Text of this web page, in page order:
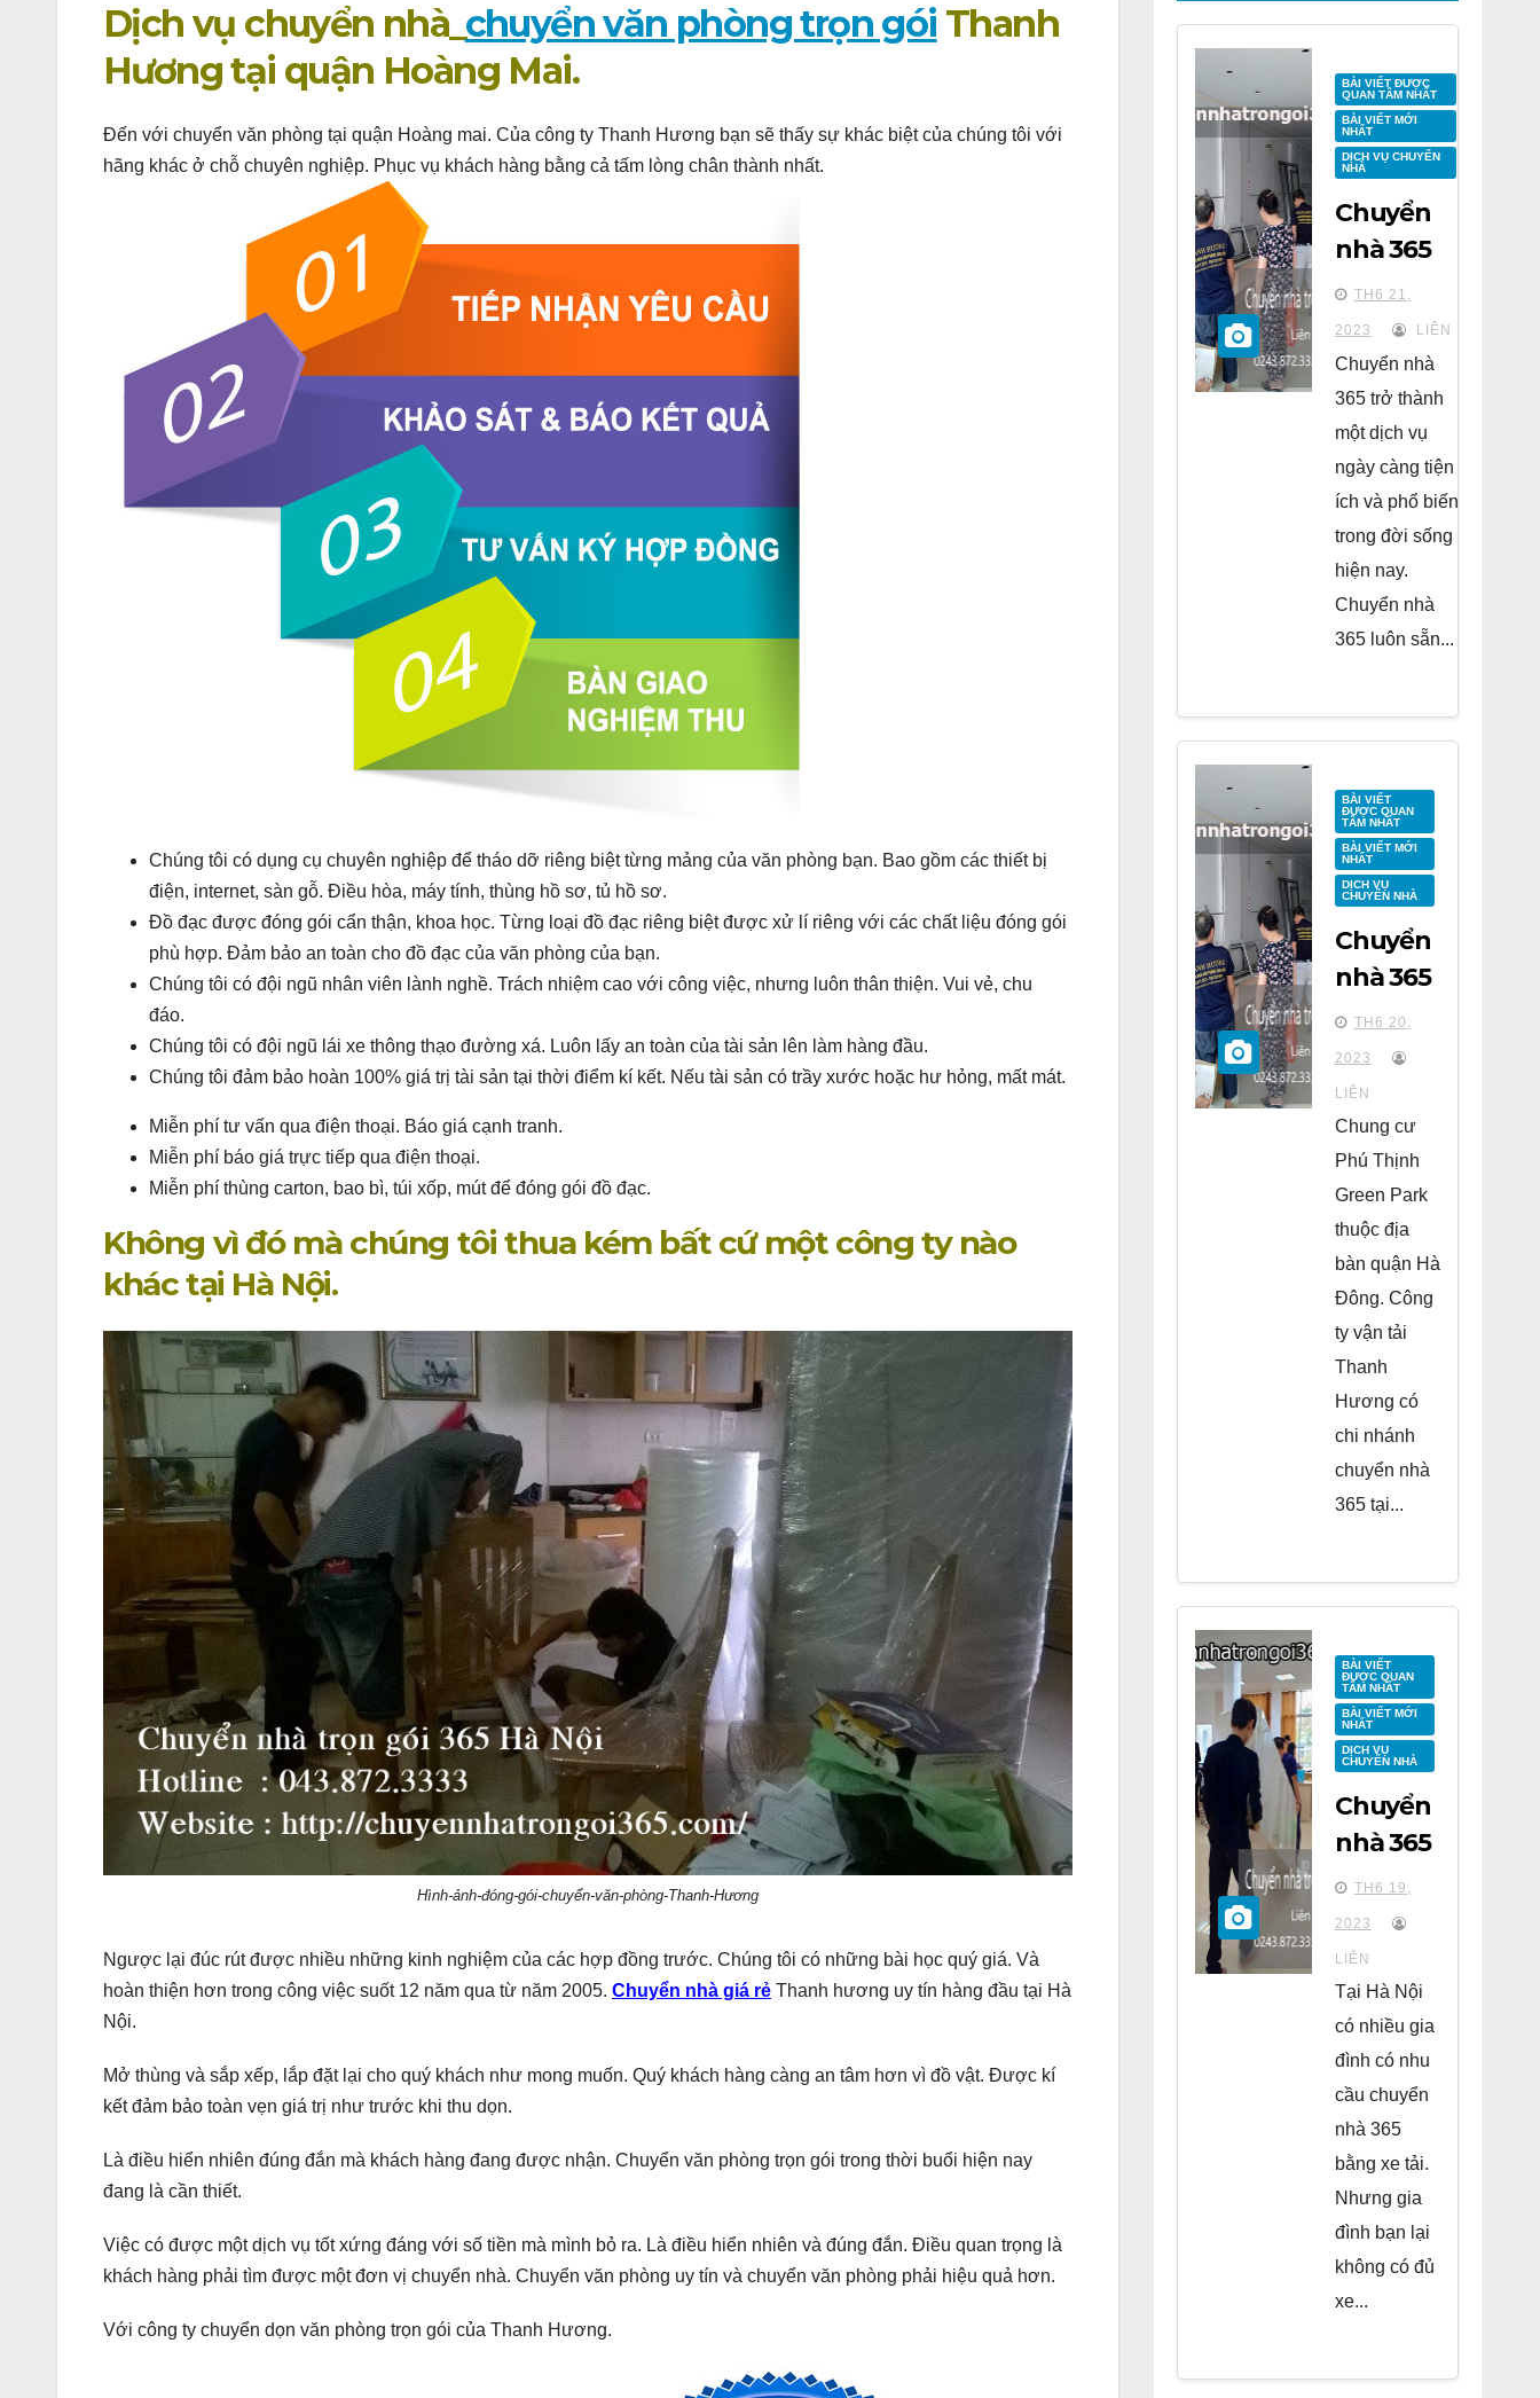
Dịch vụ chuyển nhà_ chuyển văn phòng trọn gói Thanh
Hương tại quận Hoàng Mai.
Đến với chuyển văn phòng tại quận Hoàng mai. Của công ty Thanh Hương bạn sẽ thấy sự khác biệt của chúng tôi với
hãng khác ở chỗ chuyên nghiệp. Phục vụ khách hàng bằng cả tấm lòng chân thành nhất.
Chúng tôi có dụng cụ chuyên nghiệp để tháo dỡ riêng biệt từng mảng của văn phòng bạn. Bao gồm các thiết bị
điện, internet, sàn gỗ. Điều hòa, máy tính, thùng hồ sơ, tủ hồ sơ.
Đồ đạc được đóng gói cẩn thận, khoa học. Từng loại đồ đạc riêng biệt được xử lí riêng với các chất liệu đóng gói
phù hợp. Đảm bảo an toàn cho đồ đạc của văn phòng của bạn.
Chúng tôi có đội ngũ nhân viên lành nghề. Trách nhiệm cao với công việc, nhưng luôn thân thiện. Vui vẻ, chu
đáo.
Chúng tôi có đội ngũ lái xe thông thạo đường xá. Luôn lấy an toàn của tài sản lên làm hàng đầu.
Chúng tôi đảm bảo hoàn 100% giá trị tài sản tại thời điểm kí kết. Nếu tài sản có trầy xước hoặc hư hỏng, mất mát.
Miễn phí tư vấn qua điện thoại. Báo giá cạnh tranh.
Miễn phí báo giá trực tiếp qua điện thoại.
Miễn phí thùng carton, bao bì, túi xốp, mút để đóng gói đồ đạc.
Không vì đó mà chúng tôi thua kém bất cứ một công ty nào
khác tại Hà Nội.
Hình-ảnh-đóng-gói-chuyển-văn-phòng-Thanh-Hương
Ngược lại đúc rút được nhiều những kinh nghiệm của các hợp đồng trước. Chúng tôi có những bài học quý giá. Và
hoàn thiện hơn trong công việc suốt 12 năm qua từ năm 2005. Chuyển nhà giá rẻ Thanh hương uy tín hàng đầu tại Hà
Nội.
Mở thùng và sắp xếp, lắp đặt lại cho quý khách như mong muốn. Quý khách hàng càng an tâm hơn vì đồ vật. Được kí
kết đảm bảo toàn vẹn giá trị như trước khi thu dọn.
Là điều hiển nhiên đúng đắn mà khách hàng đang được nhận. Chuyển văn phòng trọn gói trong thời buổi hiện nay
đang là cần thiết.
Việc có được một dịch vụ tốt xứng đáng với số tiền mà mình bỏ ra. Là điều hiển nhiên và đúng đắn. Điều quan trọng là
khách hàng phải tìm được một đơn vị chuyển nhà. Chuyển văn phòng uy tín và chuyển văn phòng phải hiệu quả hơn.
Với công ty chuyển dọn văn phòng trọn gói của Thanh Hương.
BÀI VIẾT ĐƯỢC
QUAN TÂM NHẤT
BÀI VIẾT MỚI
NHẤT
DỊCH VỤ CHUYỂN
NHÀ
Chuyển
nhà 365
tại chung
cư BID
Residence
Tố Hữu
TH6 21,
2023 LIÊN
Chuyển nhà
365 trở thành
một dịch vụ
ngày càng tiện
ích và phổ biến
trong đời sống
hiện nay.
Chuyển nhà
365 luôn sẵn...
BÀI VIẾT
ĐƯỢC QUAN
TÂM NHẤT
BÀI VIẾT MỚI
NHẤT
DỊCH VỤ
CHUYỂN NHÀ
Chuyển
nhà 365
tại
chung
cư Phú
Thịnh
Green
Park Hà
Đông
TH6 20,
2023
LIÊN
Chung cư
Phú Thịnh
Green Park
thuộc địa
bàn quận Hà
Đông. Công
ty vận tải
Thanh
Hương có
chi nhánh
chuyển nhà
365 tại...
BÀI VIẾT
ĐƯỢC QUAN
TÂM NHẤT
BÀI VIẾT MỚI
NHẤT
DỊCH VỤ
CHUYỂN NHÀ
Chuyển
nhà 365
tại
chung
cư Park
Kiara Hà
Đông
TH6 19,
2023
LIÊN
Tại Hà Nội
có nhiều gia
đình có nhu
cầu chuyển
nhà 365
bằng xe tải.
Nhưng gia
đình bạn lại
không có đủ
xe...